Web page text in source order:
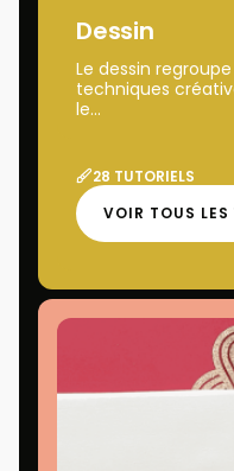
Dessin
Le dessin
techniques
le...
28 TUTORIELS
VOIR TOUS LES